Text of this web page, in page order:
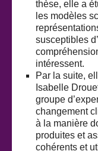
thèse, elle a
les modèles
susceptibles
intéressent.
Par la suite,
Isabelle
groupe
changement
à la manière
produites et
cohérents et